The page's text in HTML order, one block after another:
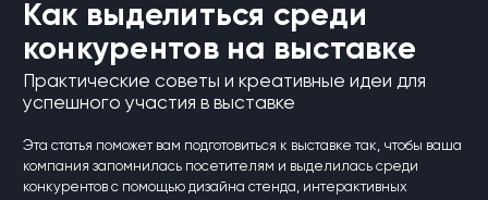
Как выделиться среди
конкурентов на выставке
Практические советы и креативные идеи для
успешного участия в выставке
Эта статья поможет вам подготовиться к выставке так, чтобы ваша
компания запомнилась посетителям и выделилась среди
конкурентов с помощью дизайна стенда, интерактивных